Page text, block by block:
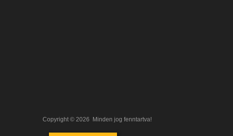
Copyright © 2026 Minden jog fenntartva!